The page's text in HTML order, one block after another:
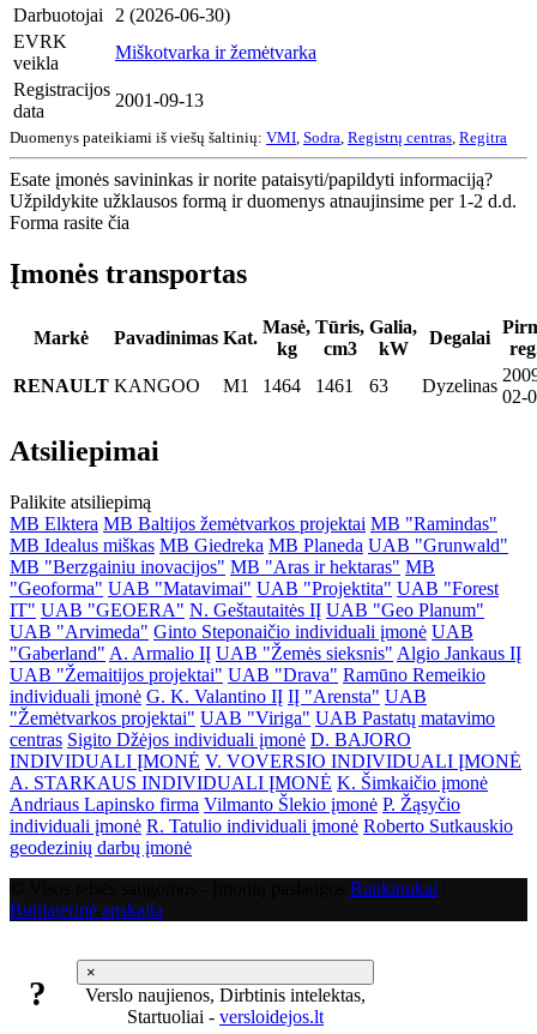
Darbuotojai
2 (2026-06-30)
EVRK
veikla
Miškotvarka ir žemėtvarka
Registracijos
data
2001-09-13
Duomenys pateikiami iš viešų šaltinių: VMI Sodra Registrų centras Regitra
Esate įmonės savininkas ir norite pataisyti/papildyti informaciją?
Užpildykite užklausos formą ir duomenys atnaujinsime per 1-2 d.d.
Forma rasite čia
Įmonės transportas
Markė Pavadinimas Kat.
Masė,
kg
Tūris,
cm3
Galia,
kW
Degalai
RENAULT KANGOO M1 1464 1461 63 Dyzelinas
02-
Atsiliepimai
Palikite atsiliepimą
MB Elktera MB Baltijos žemėtvarkos projektai MB "Ramindas"
MB Idealus miškas MB Giedreka MB Planeda UAB "Grunwald"
MB "Berzgainiu inovacijos" MB "Aras ir hektaras" MB
"Geoforma" UAB "Matavimai" UAB "Projektita" UAB "Forest
IT" UAB "GEOERA" N. Geštautaitės IĮ UAB "Geo Planum"
UAB "Arvimeda" Ginto Steponaičio individuali įmonė UAB
"Gaberland" A. Armalio IĮ UAB "Žemės sieksnis" Algio Jankaus IĮ
UAB "Žemaitijos projektai" UAB "Drava" Ramūno Remeikio
individuali įmonė G. K. Valantino IĮ IĮ "Arensta" UAB
"Žemėtvarkos projektai" UAB "Viriga" UAB Pastatų matavimo
centras Sigito Džėjos individuali įmonė D. BAJORO
INDIVIDUALI ĮMONĖ V. VOVERSIO INDIVIDUALI ĮMONĖ
A. STARKAUS INDIVIDUALI ĮMONĖ K. Šimkaičio įmonė
Andriaus Lapinsko firma Vilmanto Šlekio įmonė P. Žąsyčio
individuali įmonė R. Tatulio individuali įmonė Roberto Sutkauskio
geodezinių darbų įmonė
Rankinukai
Buhlaterinė apskaita
×
?
Verslo naujienos, Dirbtinis intelektas,
Startuoliai - versloidejos.lt